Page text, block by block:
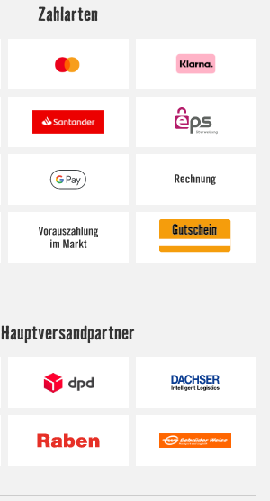
Zahlarten
Hauptversandpartner